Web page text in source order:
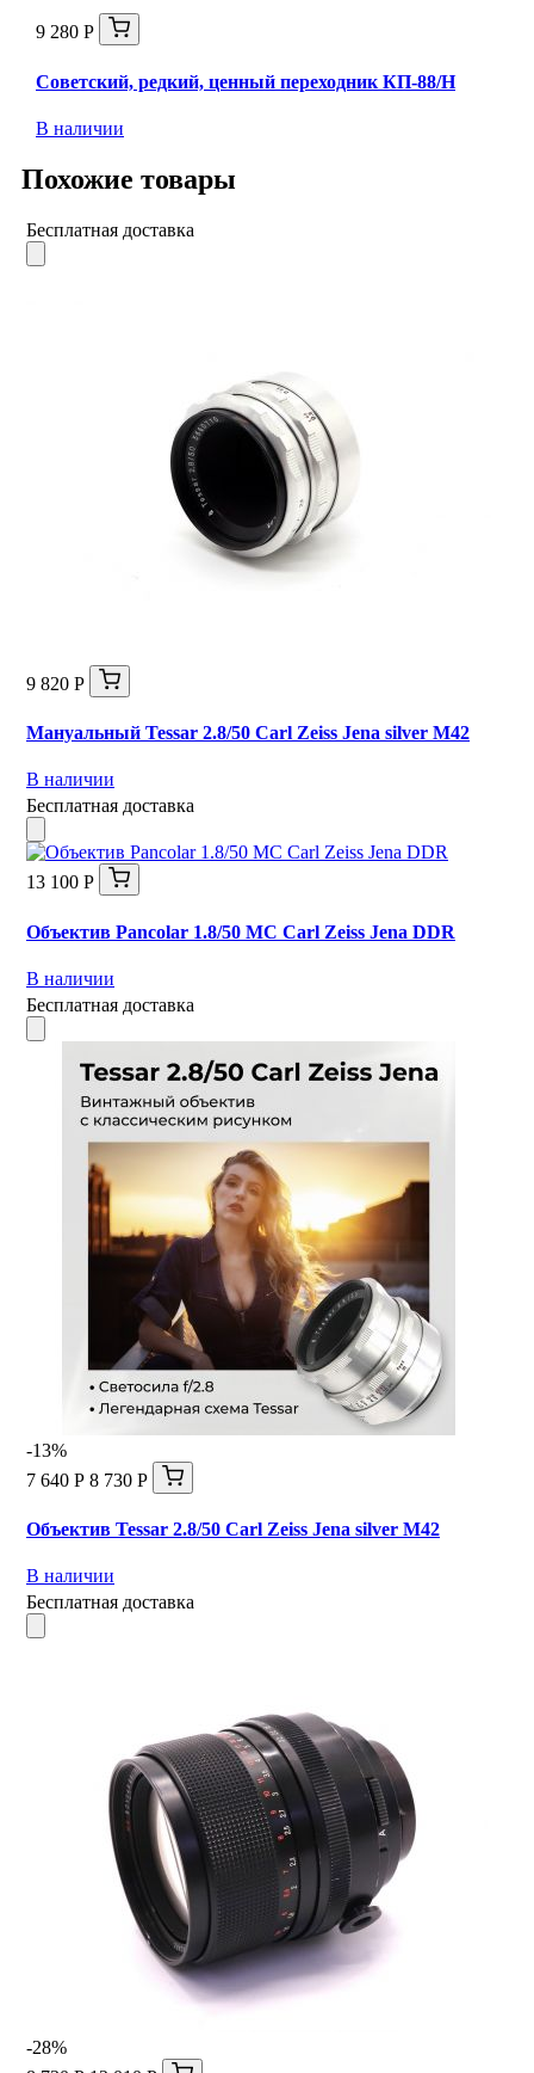
9 280 Р
Советский, редкий, ценный переходник КП-88/Н
В наличии
Похожие товары
Бесплатная доставка
9 820 Р
Мануальный Tessar 2.8/50 Carl Zeiss Jena silver М42
В наличии
Бесплатная доставка
13 100 Р
Объектив Pancolar 1.8/50 MC Carl Zeiss Jena DDR
В наличии
Бесплатная доставка
-13%
7 640 Р 8 730 Р
Объектив Tessar 2.8/50 Carl Zeiss Jena silver М42
В наличии
Бесплатная доставка
-28%